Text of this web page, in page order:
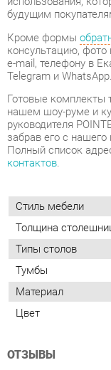
Готовые комплекты
нашем шоу-руме и
руководителя
забрав его с нашего
Полный список
контактов.
Стиль мебели
Толщина
Типы столов
Цвет
ОТЗЫВЫ
Пока нет отзывов,